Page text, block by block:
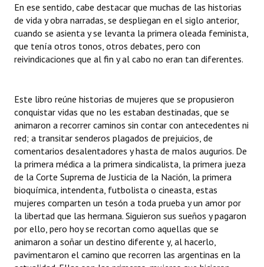
Huéspedes de Honor - Registro
Antiguos Pobladores - Registro
Reconocimientos - Registro
Entrega de distinciones
REFORMA DE LA CARTA ORGÁNICA
En ese sentido, cabe destacar que muchas de las historias
de vida y obra narradas, se despliegan en el siglo anterior,
cuando se asienta y se levanta la primera oleada feminista,
que tenía otros tonos, otros debates, pero con
reivindicaciones que al fin y al cabo no eran tan diferentes.
Este libro reúne historias de mujeres que se propusieron
conquistar vidas que no les estaban destinadas, que se
animaron a recorrer caminos sin contar con antecedentes ni
red; a transitar senderos plagados de prejuicios, de
comentarios desalentadores y hasta de malos augurios. De
la primera médica a la primera sindicalista, la primera jueza
de la Corte Suprema de Justicia de la Nación, la primera
bioquímica, intendenta, futbolista o cineasta, estas
mujeres comparten un tesón a toda prueba y un amor por
la libertad que las hermana. Siguieron sus sueños y pagaron
por ello, pero hoy se recortan como aquellas que se
animaron a soñar un destino diferente y, al hacerlo,
pavimentaron el camino que recorren las argentinas en la